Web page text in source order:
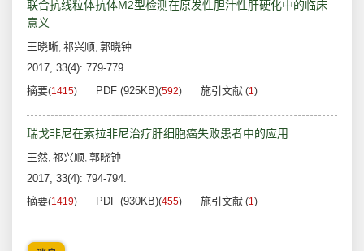
联合抗线粒体抗体M2型检测在原发性胆汁性肝硬化中的临床
意义
王晓晰, 祁兴顺, 郭晓钟
2017, 33(4): 779-779.
摘要(1415) PDF (925KB)(592) 施引文献 (1)
瑞戈非尼在索拉非尼治疗肝细胞癌失败患者中的应用
王然, 祁兴顺, 郭晓钟
2017, 33(4): 794-794.
摘要(1419) PDF (930KB)(455) 施引文献 (1)